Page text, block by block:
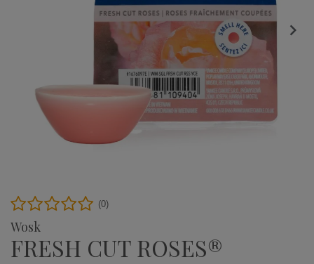

Wosk
FRESH CUT ROSES®
(0)